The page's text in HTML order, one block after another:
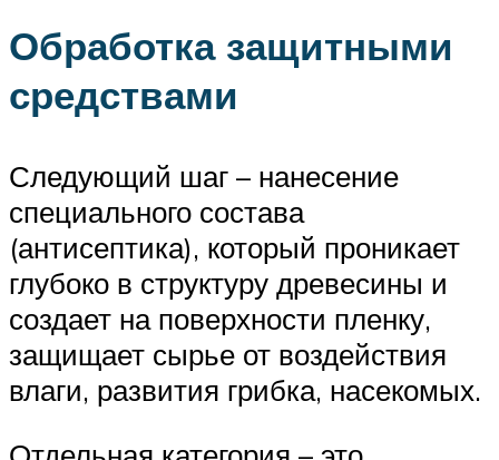
Обработка защитными
средствами
Следующий шаг – нанесение
специального состава
(антисептика), который проникает
глубоко в структуру древесины и
создает на поверхности пленку,
защищает сырье от воздействия
влаги, развития грибка, насекомых.